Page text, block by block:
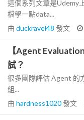
這個系列文章是Udemy
檔學一點data...
由 duckravel48 發文
【Agent
試？
很多團隊評估 Agent 的
組...
由 hardness1020發文